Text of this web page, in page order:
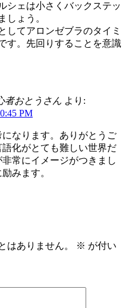
シェは小さくバックステッ
しょう。
てアロンゼブラのタイミ
す。先回りすることを意識
者おとうさん より:
PM
なります。ありがとうご
語化がとても難しい世界だ
常にイメージがつきまし
みます。
はありません。 ※ が付い